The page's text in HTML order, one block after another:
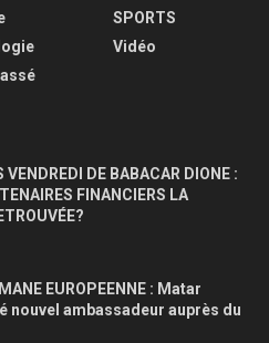
SPORTS
Vidéo
VENDREDI DE BABACAR DIONE :
FINANCIERS LA
EUROPEENNE : Matar
nouvel ambassadeur auprès du